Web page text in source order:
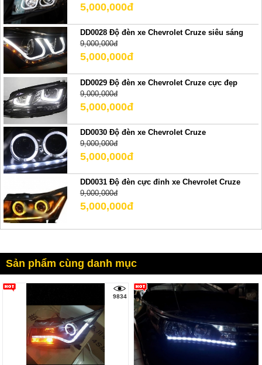
5,000,000đ
DD0028 Độ đèn xe Chevrolet Cruze siêu sáng
9,000,000đ
5,000,000đ
DD0029 Độ đèn xe Chevrolet Cruze cực đẹp
9,000,000đ
5,000,000đ
DD0030 Độ đèn xe Chevrolet Cruze
9,000,000đ
5,000,000đ
DD0031 Độ đèn cực đỉnh xe Chevrolet Cruze
9,000,000đ
5,000,000đ
Sản phẩm cùng danh mục
9834